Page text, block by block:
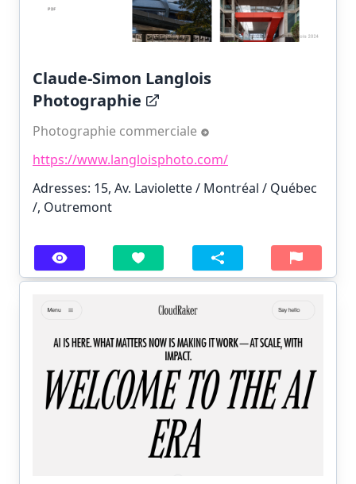
Claude-Simon Langlois
Photographie
Photographie commerciale
https://www.langloisphoto.com/
Adresses: 15, Av. Laviolette / Montréal / Québec
/, Outremont